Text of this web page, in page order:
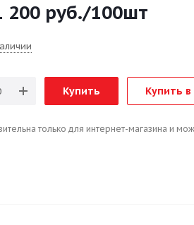
200 руб./100шт
Купить Купить в
только для интернет-магазина и